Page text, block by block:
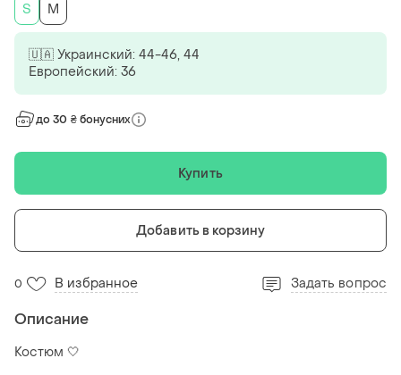
S
M
🇺🇦 Украинский: 44-46, 44
Европейский: 36
до 30 ₴ бонусних
Купить
Добавить в корзину
0 В избранное Задать вопрос
Описание
Костюм 🤍